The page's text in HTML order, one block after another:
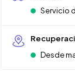
Servicio
Desde